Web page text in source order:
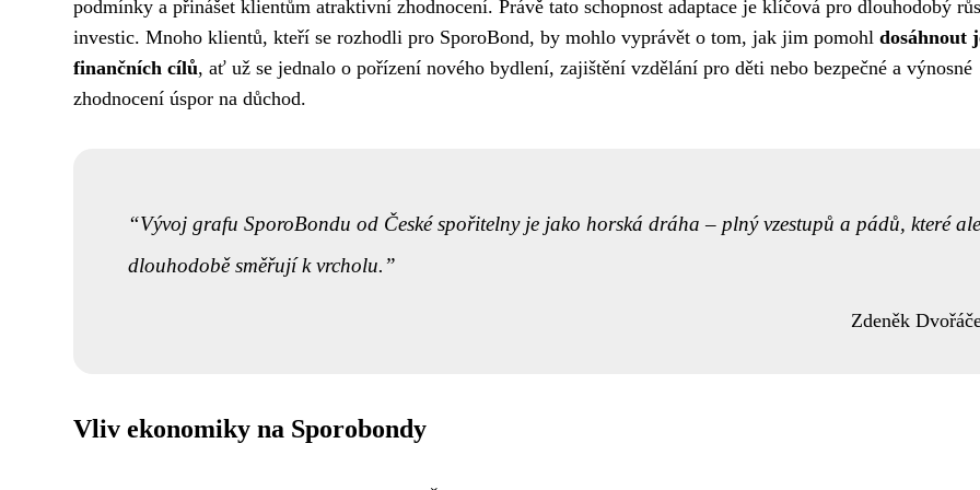
podmínky a přinášet klientům atraktivní zhodnocení. Právě tato schopnost adaptace je klíčová pro dlouhodobý
investic. Mnoho klientů, kteří se rozhodli pro SporoBond, by mohlo vyprávět o tom, jak jim pomohl dosáhnout
finančních cílů, ať už se jednalo o pořízení nového bydlení, zajištění vzdělání pro děti nebo bezpečné a výnosné
zhodnocení úspor na důchod.
Vývoj grafu SporoBondu od České spořitelny je jako horská dráha – plný vzestupů a pádů, které ale
dlouhodobě směřují k vrcholu.
Zdeněk
Vliv ekonomiky na Sporobondy